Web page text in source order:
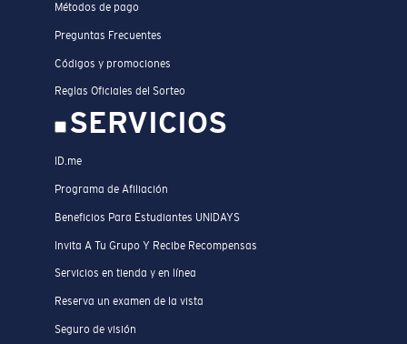
Métodos de pago
Preguntas Frecuentes
Códigos y promociones
Reglas Oficiales del Sorteo
SERVICIOS
ID.me
Programa de Afiliación
Beneficios Para Estudiantes UNIDAYS
Invita A Tu Grupo Y Recibe Recompensas
Servicios en tienda y en línea
Reserva un examen de la vista
Seguro de visión